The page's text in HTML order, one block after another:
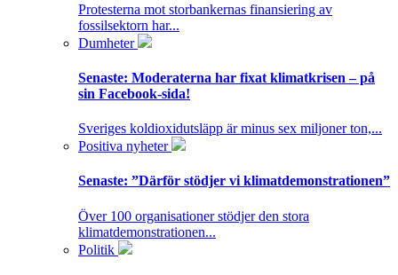
Protesterna mot storbankernas finansiering av
fossilsektorn har...
Dumheter
Senaste: Moderaterna har fixat klimatkrisen – på
sin Facebook-sida!
Sveriges koldioxidutsläpp är minus sex miljoner ton,...
Positiva nyheter
Senaste: ”Därför stödjer vi klimatdemonstrationen”
Över 100 organisationer stödjer den stora
klimatdemonstrationen...
Politik